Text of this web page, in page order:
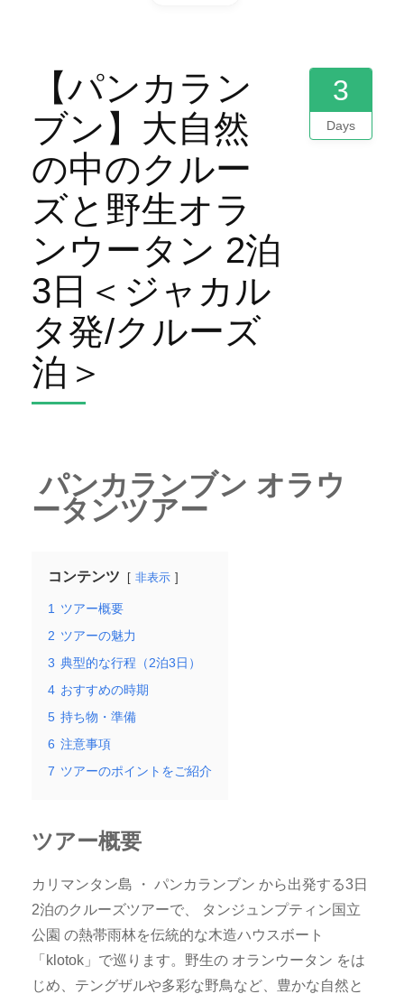
【パンカラン
ブン】大自然
の中のクルー
ズと野生オラ
ンウータン 2泊
3日＜ジャカル
タ発/クルーズ
泊＞
3
Days
パンカランブン オラウ
ータンツアー
コンテンツ 非表示
1
ツアー概要
2 ツアーの魅力
3 典型的な行程（2泊3日）
4 おすすめの時期
5 持ち物・準備
6 注意事項
7 ツアーのポイントをご紹介
ツアー概要
カリマンタン島 ・ パンカランブン から出発する3日
2泊のクルーズツアーで、 タンジュンプティン国立
公園 の熱帯雨林を伝統的な木造ハウスボート
「klotok」で巡ります。野生の オランウータン をは
じめ、テングザルや多彩な野鳥など、豊かな自然と